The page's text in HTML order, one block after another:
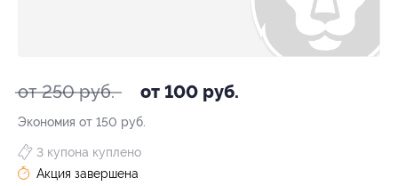
от 250 руб. от 100 руб.
Экономия от 150 руб.
3 купона куплено
Акция завершена